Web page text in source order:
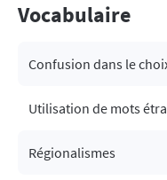
Vocabulaire
Confusion dans le
Utilisation de mots
Régionalismes